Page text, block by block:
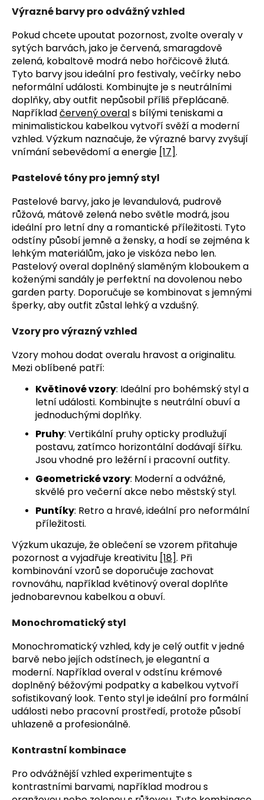
Výrazné barvy pro odvážný vzhled
Pokud chcete upoutat pozornost, zvolte overaly v
sytých barvách, jako je červená, smaragdově
zelená, kobaltově modrá nebo hořčicově žlutá.
Tyto barvy jsou ideální pro festivaly, večírky nebo
neformální události. Kombinujte je s neutrálními
doplňky, aby outfit nepůsobil příliš přeplácaně.
Napříkladčervený overals bílými teniskami a
minimalistickou kabelkou vytvoří svěží a moderní
vzhled. Výzkum naznačuje, že výrazné barvy zvyšují
vnímání sebevědomí a energie [17].
Pastelové tóny pro jemný styl
Pastelové barvy, jako je levandulová, pudrově
růžová, mátově zelená nebo světle modrá, jsou
ideální pro letní dny a romantické příležitosti. Tyto
odstíny působí jemně a žensky, a hodí se zejména k
lehkým materiálům, jako je viskóza nebo len.
Pastelový overal doplněný slaměným kloboukem a
koženými sandály je perfektní na dovolenou nebo
garden party. Doporučuje se kombinovat s jemnými
šperky, aby outfit zůstal lehký a vzdušný.
Vzory pro výrazný vzhled
Vzory mohou dodat overalu hravost a originalitu.
Mezi oblíbené patří:
Květinové vzory: Ideální pro bohémský styl a
letní události. Kombinujte s neutrální obuví a
jednoduchými doplňky.
Pruhy: Vertikální pruhy opticky prodlužují
postavu, zatímco horizontální dodávají šířku.
Jsou vhodné pro ležérní i pracovní outfity.
Geometrické vzory: Moderní a odvážné,
skvělé pro večerní akce nebo městský styl.
Puntíky: Retro a hravé, ideální pro neformální
příležitosti.
Výzkum ukazuje, že oblečení se vzorem přitahuje
pozornost a vyjadřuje kreativitu [18]. Při
kombinování vzorů se doporučuje zachovat
rovnováhu, například květinový overal doplňte
jednobarevnou kabelkou a obuví.
Monochromatický styl
Monochromatický vzhled, kdy je celý outfit v jedné
barvě nebo jejích odstínech, je elegantní a
moderní. Například overal v odstínu krémové
doplněný béžovými podpatky a kabelkou vytvoří
sofistikovaný look. Tento styl je ideální pro formální
události nebo pracovní prostředí, protože působí
uhlazeně a profesionálně.
Kontrastní kombinace
Pro odvážnější vzhled experimentujte s
kontrastními barvami, například modrou s